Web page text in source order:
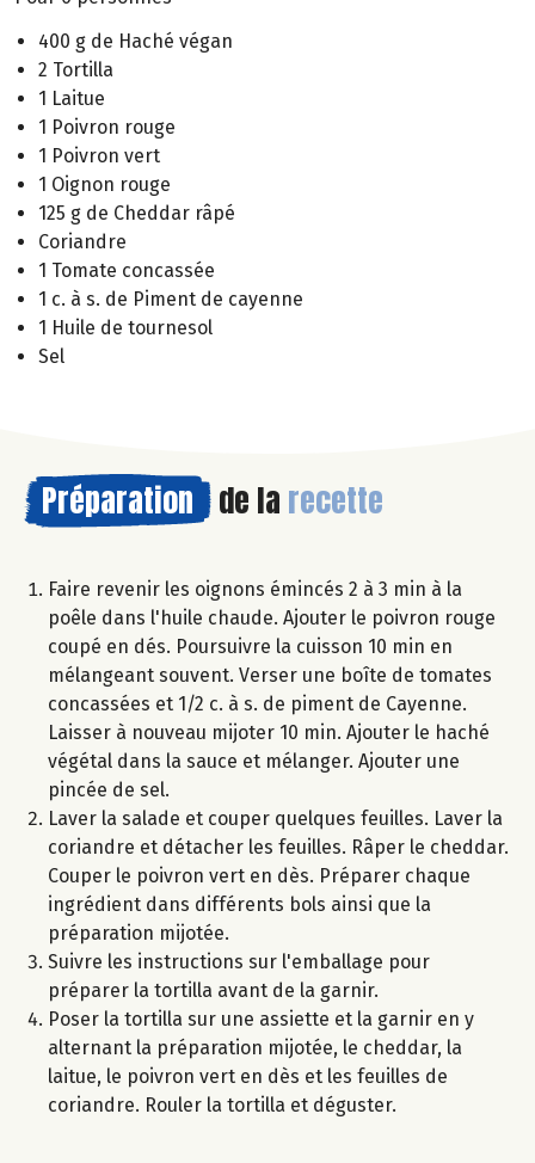
400 g de Haché végan
2 Tortilla
1 Laitue
1 Poivron rouge
1 Poivron vert
1 Oignon rouge
125 g de Cheddar râpé
Coriandre
1 Tomate concassée
1 c. à s. de Piment de cayenne
1 Huile de tournesol
Sel
Préparation de la recette
Faire revenir les oignons émincés 2 à 3 min à la
poêle dans l'huile chaude. Ajouter le poivron rouge
coupé en dés. Poursuivre la cuisson 10 min en
mélangeant souvent. Verser une boîte de tomates
concassées et 1/2 c. à s. de piment de Cayenne.
Laisser à nouveau mijoter 10 min. Ajouter le haché
végétal dans la sauce et mélanger. Ajouter une
pincée de sel.
Laver la salade et couper quelques feuilles. Laver la
coriandre et détacher les feuilles. Râper le cheddar.
Couper le poivron vert en dès. Préparer chaque
ingrédient dans différents bols ainsi que la
préparation mijotée.
Suivre les instructions sur l'emballage pour
préparer la tortilla avant de la garnir.
Poser la tortilla sur une assiette et la garnir en y
alternant la préparation mijotée, le cheddar, la
laitue, le poivron vert en dès et les feuilles de
coriandre. Rouler la tortilla et déguster.